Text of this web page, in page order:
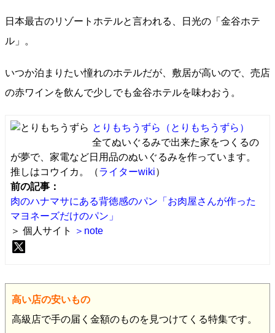
日本最古のリゾートホテルと言われる、日光の「金谷ホテ
ル」。
いつか泊まりたい憧れのホテルだが、敷居が高いので、売店
の赤ワインを飲んで少しでも金谷ホテルを味わおう。
とりもちうずら
（とりもちうずら）
全てぬいぐるみで出来た家をつくるの
が夢で、家電など日用品のぬいぐるみを作っています。
推しはコウイカ。（ライターwiki）
前の記事：
肉のハナマサにある背徳感のパン「お肉屋さんが作った
マヨネーズだけのパン」
＞ 個人サイト
＞note
高い店の安いもの
高級店で手の届く金額のものを見つけてくる特集です。